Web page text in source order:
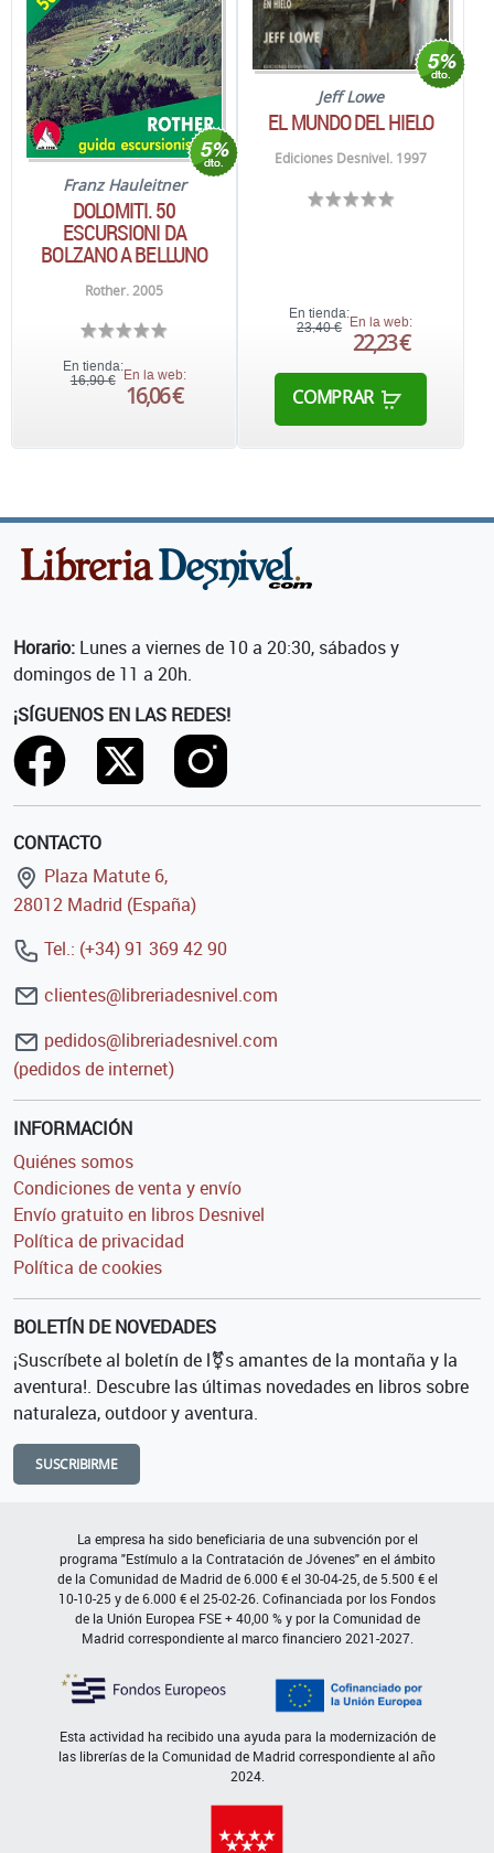
Franz Hauleitner
DOLOMITI. 50
ESCURSIONI DA
BOLZANO A BELLUNO
Rother. 2005
En tienda:
16,90 € En la web:
16,06 €
Jeff Lowe
EL MUNDO DEL HIELO
Ediciones Desnivel. 1997
En tienda:
23,40 €
En la web:
22,23 €
COMPRAR
Horario: Lunes a viernes de 10 a 20:30, sábados y
domingos de 11 a 20h.
¡SÍGUENOS EN LAS REDES!
CONTACTO
Plaza Matute 6,
28012 Madrid (España)
Tel.: (+34) 91 369 42 90
clientes@libreriadesnivel.com
pedidos@libreriadesnivel.com
(pedidos de internet)
INFORMACIÓN
Quiénes somos
Condiciones de venta y envío
Envío gratuito en libros Desnivel
Política de privacidad
Política de cookies
BOLETÍN DE NOVEDADES
¡Suscríbete al boletín de l⚧s amantes de la montaña y la
aventura!. Descubre las últimas novedades en libros sobre
naturaleza, outdoor y aventura.
SUSCRIBIRME
La empresa ha sido beneficiaria de una subvención por el
programa "Estímulo a la Contratación de Jóvenes" en el ámbito
de la Comunidad de Madrid de 6.000 € el 30-04-25, de 5.500 € el
10-10-25 y de 6.000 € el 25-02-26. Cofinanciada por los Fondos
de la Unión Europea FSE + 40,00 % y por la Comunidad de
Madrid correspondiente al marco financiero 2021-2027.
Esta actividad ha recibido una ayuda para la modernización de
las librerías de la Comunidad de Madrid correspondiente al año
2024.